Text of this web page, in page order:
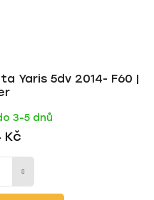
Yaris 5dv 2014- F60 |
3-5 dnů
Kč